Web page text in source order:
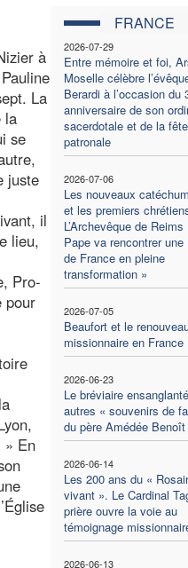
FRANCE
2026-07-29
Entre mémoire et foi,
Moselle célèbre
Berardi à l’occasion du
anniversaire de son
sacerdotale et de la fête
patronale
2026-07-06
Les nouveaux
et les premiers
L’Archevêque de
Pape va rencontrer une
de France en pleine
transformation »
2026-07-05
Beaufort et le
missionnaire en France
2026-06-23
Le bréviaire
autres « souvenirs de
du père Amédée Benoît
2026-06-14
Les 200 ans du «
vivant ». Le Cardinal
prière ouvre la voie au
témoignage
2026-06-13
à
La
la
se
juste
il
lieu,
Pro-
pour
» En